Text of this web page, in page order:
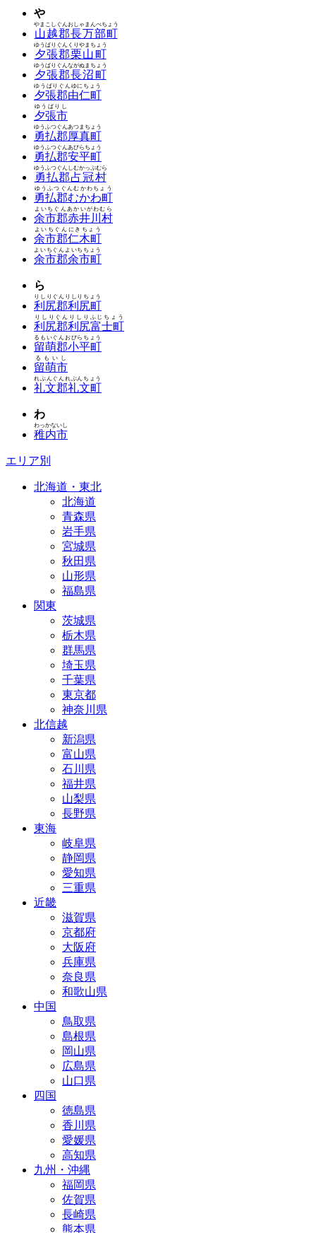
や
山越郡長万部町
やまこしぐんおしゃまんべちょう
夕張郡栗山町
ゆうばりぐんくりやまちょう
夕張郡長沼町
ゆうばりぐんながぬまちょう
夕張郡由仁町
ゆうばりぐんゆにちょう
夕張市
ゆうばりし
勇払郡厚真町
ゆうふつぐんあつまちょう
勇払郡安平町
ゆうふつぐんあびらちょう
勇払郡占冠村
ゆうふつぐんしむかっぷむら
勇払郡むかわ町
ゆうふつぐんむかわちょう
余市郡赤井川村
よいちぐんあかいがわむら
余市郡仁木町
よいちぐんにきちょう
余市郡余市町
よいちぐんよいちちょう
ら
利尻郡利尻町
りしりぐんりしりちょう
利尻郡利尻富士町
りしりぐんりしりふじちょう
留萌郡小平町
るもいぐんおびらちょう
留萌市
るもいし
礼文郡礼文町
れぶんぐんれぶんちょう
わ
稚内市
わっかないし
エリア別
北海道・東北
北海道
青森県
岩手県
宮城県
秋田県
山形県
福島県
関東
茨城県
栃木県
群馬県
埼玉県
千葉県
東京都
神奈川県
北信越
新潟県
富山県
石川県
福井県
山梨県
長野県
東海
岐阜県
静岡県
愛知県
三重県
近畿
滋賀県
京都府
大阪府
兵庫県
奈良県
和歌山県
中国
鳥取県
島根県
岡山県
広島県
山口県
四国
徳島県
香川県
愛媛県
高知県
九州・沖縄
福岡県
佐賀県
長崎県
熊本県